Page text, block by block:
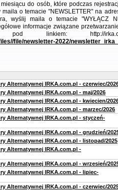
do osób, które podczas
maila o temacie "NEWSLETTER" na
wyślij maila o temacie "WYŁĄCZ
informacje związane
linkiem: http://irka.com.pl/
file/newsletter-2022/
Alternatywnej IRKA.com.pl - czerwiec/
Alternatywnej IRKA.com.pl - maj/2026
Alternatywnej IRKA.com.pl - kwiecien/
Alternatywnej IRKA.com.pl - marzec/2026
Alternatywnej IRKA.com.pl - styczeń-
Alternatywnej IRKA.com.pl - grudzień/
Alternatywnej IRKA.com.pl - listopad/2025
Alternatywnej IRKA.com.pl -
Alternatywnej IRKA.com.pl - wrzesień/
Alternatywnej IRKA.com.pl - lipiec-
Alternatywnej IRKA.com.pl - czerwiec/